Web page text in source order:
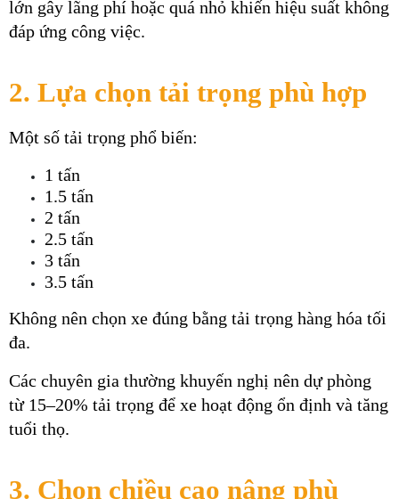
lớn gây lãng phí hoặc quá nhỏ khiến hiệu suất không
đáp ứng công việc.
2. Lựa chọn tải trọng phù hợp
Một số tải trọng phổ biến:
1 tấn
1.5 tấn
2 tấn
2.5 tấn
3 tấn
3.5 tấn
Không nên chọn xe đúng bằng tải trọng hàng hóa tối
đa.
Các chuyên gia thường khuyến nghị nên dự phòng
từ 15–20% tải trọng để xe hoạt động ổn định và tăng
tuổi thọ.
3. Chọn chiều cao nâng phù